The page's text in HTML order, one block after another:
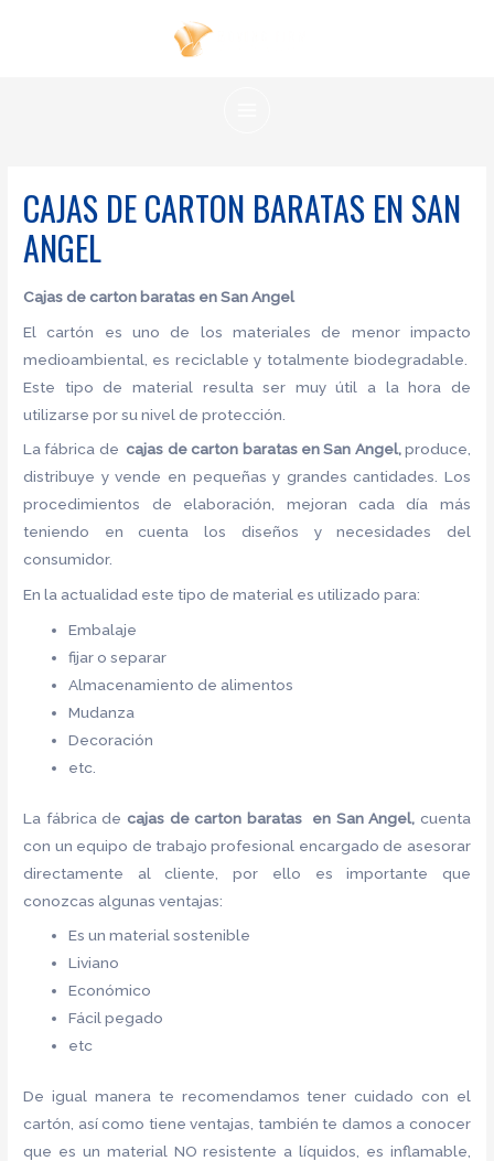
CAJAS DE CARTON BARATAS EN SAN
ANGEL
Cajas de carton baratas en San Angel
El cartón es uno de los materiales de menor impacto
medioambiental, es reciclable y totalmente biodegradable.
Este tipo de material resulta ser muy útil a la hora de
utilizarse por su nivel de protección.
La fábrica decajas de carton baratas en San Angel,produce,
distribuye y vende en pequeñas y grandes cantidades. Los
procedimientos de elaboración, mejoran cada día más
teniendo en cuenta los diseños y necesidades del
consumidor.
En la actualidad este tipo de material es utilizado para:
Embalaje
fijar o separar
Almacenamiento de alimentos
Mudanza
Decoración
etc.
La fábrica de cajas de carton baratas en San Angel, cuenta
con un equipo de trabajo profesional encargado de asesorar
directamente al cliente, por ello es importante que
conozcas algunas ventajas:
Es un material sostenible
Liviano
Económico
Fácil pegado
etc
De igual manera te recomendamos tener cuidado con el
cartón, así como tiene ventajas, también te damos a conocer
que es un material NO resistente a líquidos, es inflamable,